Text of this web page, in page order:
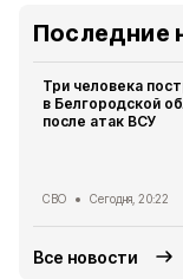
Последние
Три человека
в Белгородской
после атак ВСУ
СВО Сегодня, 20:22
Все новости